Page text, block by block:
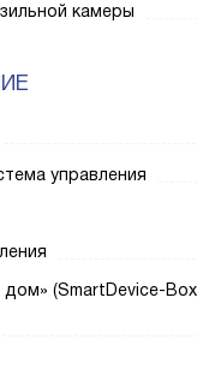
камеры
управления
(SmartDevice-